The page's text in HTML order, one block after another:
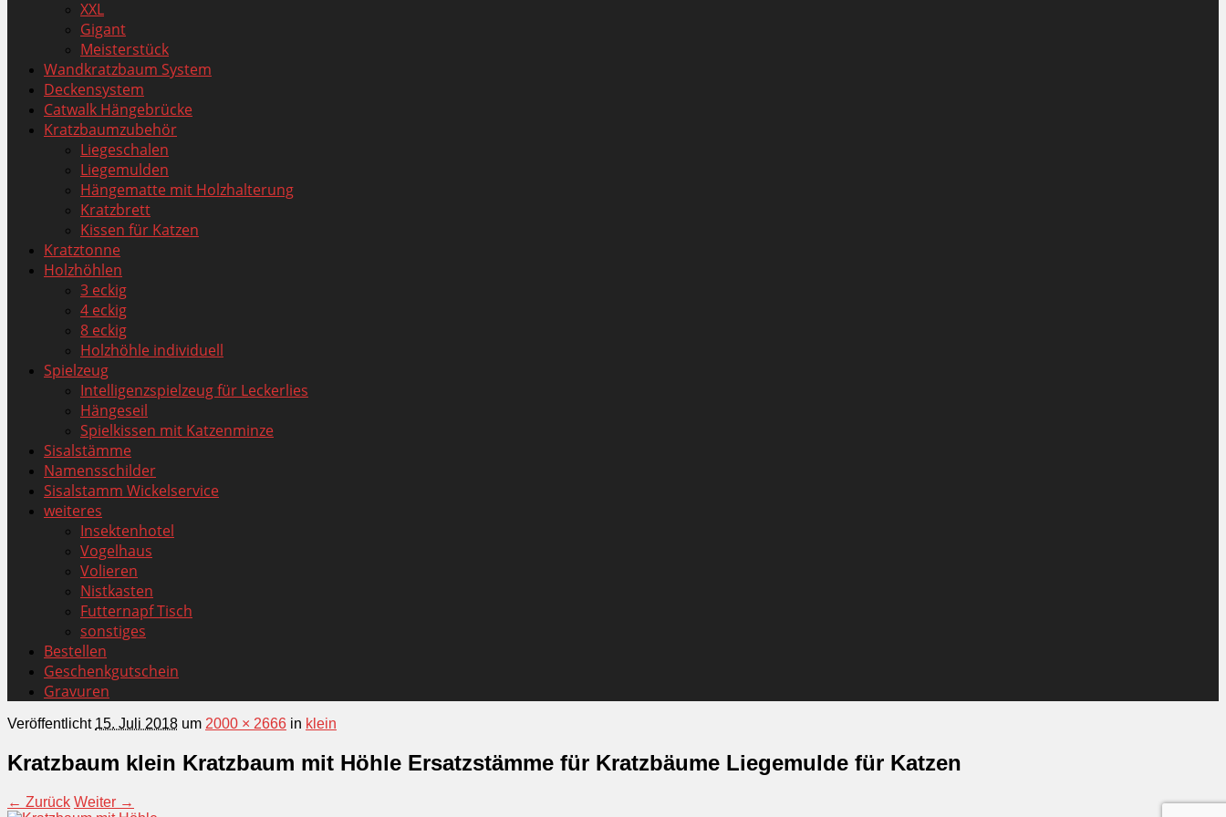
XXL
Gigant
Meisterstück
Wandkratzbaum System
Deckensystem
Catwalk Hängebrücke
Kratzbaumzubehör
Liegeschalen
Liegemulden
Hängematte mit Holzhalterung
Kratzbrett
Kissen für Katzen
Kratztonne
Holzhöhlen
3 eckig
4 eckig
8 eckig
Holzhöhle individuell
Spielzeug
Intelligenzspielzeug für Leckerlies
Hängeseil
Spielkissen mit Katzenminze
Sisalstämme
Namensschilder
Sisalstamm Wickelservice
weiteres
Insektenhotel
Vogelhaus
Volieren
Nistkasten
Futternapf Tisch
sonstiges
Bestellen
Geschenkgutschein
Gravuren
Veröffentlicht 15. Juli 2018 um 2000 × 2666 in klein
Kratzbaum klein Kratzbaum mit Höhle Ersatzstämme für Kratzbäume Liegemulde für Katzen
← Zurück Weiter →